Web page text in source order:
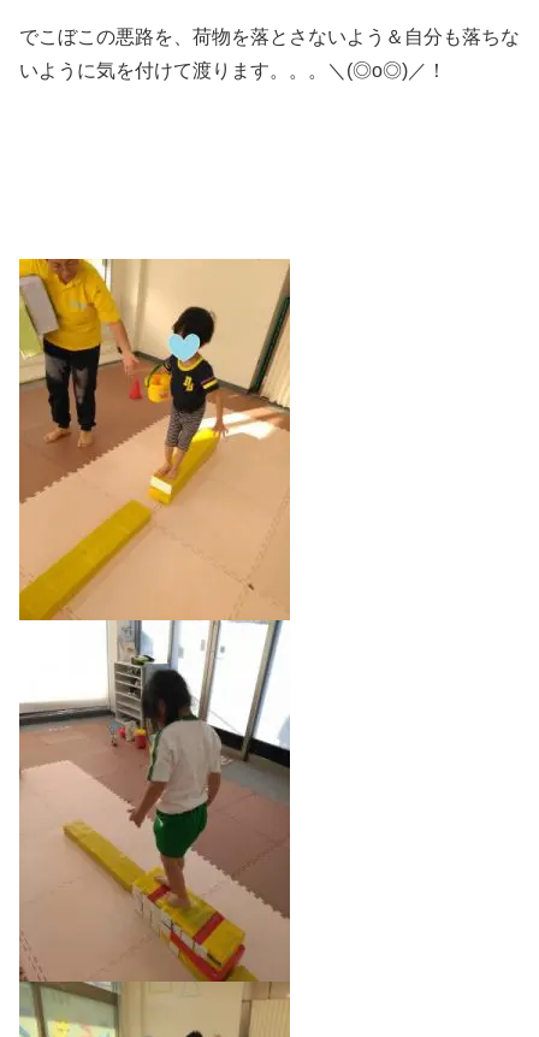
でこぼこの悪路を、荷物を落とさないよう＆自分も落ちな
いように気を付けて渡ります。。。＼(◎o◎)／！